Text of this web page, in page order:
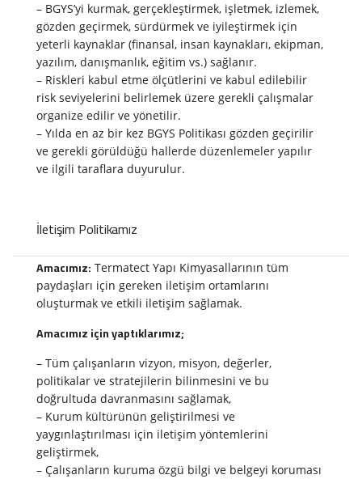
– BGYS’yi kurmak, gerçekleştirmek, işletmek, izlemek,
gözden geçirmek, sürdürmek ve iyileştirmek için
yeterli kaynaklar (finansal, insan kaynakları, ekipman,
yazılım, danışmanlık, eğitim vs.) sağlanır.
– Riskleri kabul etme ölçütlerini ve kabul edilebilir
risk seviyelerini belirlemek üzere gerekli çalışmalar
organize edilir ve yönetilir.
– Yılda en az bir kez BGYS Politikası gözden geçirilir
ve gerekli görüldüğü hallerde düzenlemeler yapılır
ve ilgili taraflara duyurulur.
İletişim Politikamız
Amacımız: Termatect Yapı Kimyasallarının tüm
paydaşları için gereken iletişim ortamlarını
oluşturmak ve etkili iletişim sağlamak.
Amacımız için yaptıklarımız;
– Tüm çalışanların vizyon, misyon, değerler,
politikalar ve stratejilerin bilinmesini ve bu
doğrultuda davranmasını sağlamak,
– Kurum kültürünün geliştirilmesi ve
yaygınlaştırılması için iletişim yöntemlerini
geliştirmek,
– Çalışanların kuruma özgü bilgi ve belgeyi koruması